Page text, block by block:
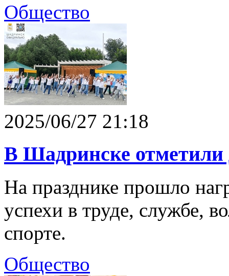
Общество
2025/06/27 21:18
В Шадринске отметили
На празднике прошло
успехи в труде, службе,
спорте.
Общество